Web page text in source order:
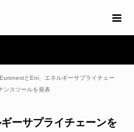
EuronextとEni、エネルギーサプライチェー
ンスツールを発表
ーサプライチェーンを